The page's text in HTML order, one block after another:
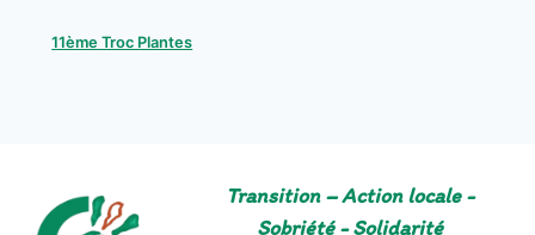
11ème Troc Plantes
Transition – Action locale -
Sobriété - Solidarité